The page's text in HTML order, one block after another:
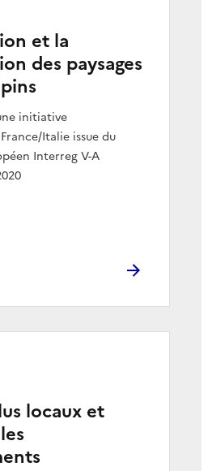
et la
des paysages
initiative
Italie issue du
Interreg V-A
locaux et